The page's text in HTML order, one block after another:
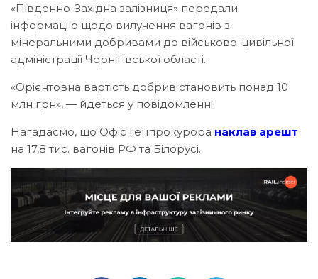
«Південно-Західна залізниця» передали
інформацію щодо вилучення вагонів з
мінеральними добривами до військово-цивільної
адміністрації Чернігівської області.
«Орієнтовна вартість добрив становить понад 10
млн грн», — йдеться у повідомленні.
Нагадаємо, що Офіс Генпрокурора наклав арешт
на 17,8 тис. вагонів РФ та Білорусі.